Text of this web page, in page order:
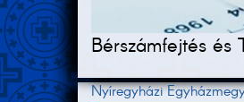
Bérszámfejtés és
Nyíregyházi